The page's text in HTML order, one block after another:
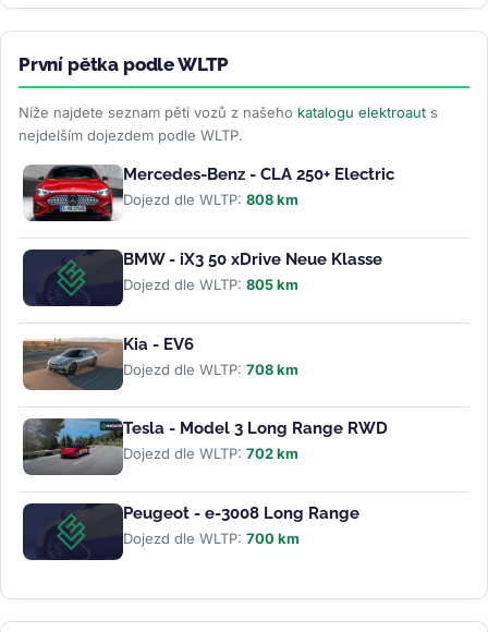
První pětka podle WLTP
Níže najdete seznam pěti vozů z našeho katalogu elektroaut s
nejdelším dojezdem podle WLTP.
Mercedes-Benz - CLA 250+ Electric
Dojezd dle WLTP: 808 km
BMW - iX3 50 xDrive Neue Klasse
Dojezd dle WLTP: 805 km
Kia - EV6
Dojezd dle WLTP: 708 km
Tesla - Model 3 Long Range RWD
Dojezd dle WLTP: 702 km
Peugeot - e-3008 Long Range
Dojezd dle WLTP: 700 km